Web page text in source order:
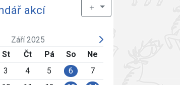
akcí ＋
Září 2025
St Čt Pá So
Ne
3 4 5 6
7